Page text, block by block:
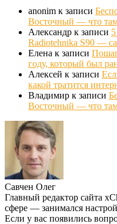
anonim к записи
Восточный — что там
Александр к записи
Radiotehnika S90 —
Елена к записи
году, который был
Алексей к записи
какой тратится
Владимир к записи
Восточный — что там
Савчен Олег
Главный редактор сайта
сфере — занимался
Если у вас появились